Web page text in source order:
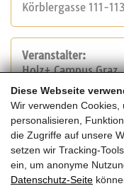
Diese Webseite
Wir verwenden Cookies,
personalisieren,
die Zugriffe auf unsere
setzen wir Tracking-
ein, um anonyme
Datenschutz-Seite
Körblergasse 111-
Veranstalter:
Holz+ Campus Graz
Sponsoren:
in Kooperation mit